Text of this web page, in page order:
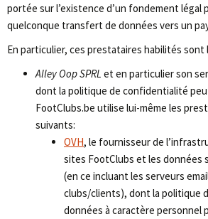
portée sur l’existence d’un fondement légal
quelconque transfert de données vers un
En particulier, ces prestataires habilités sont
Alley Oop SPRL et en particulier son
dont la politique de confidentialité
FootClubs.be utilise lui-même les
suivants:
OVH, le fournisseur de
sites FootClubs et les données
(en ce incluant les serveurs
clubs/clients), dont la politique
données à caractère personnel